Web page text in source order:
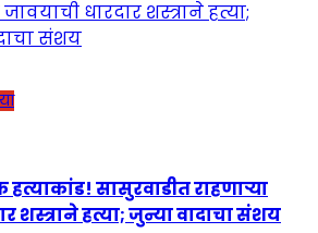
सासुरवाडीत राहणाऱ्या
शस्त्राने हत्या; जुन्या वादाचा संशय